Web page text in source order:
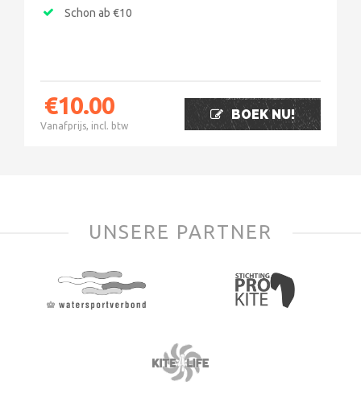
Schon ab €10
€10.00
Vanafprijs, incl. btw
BOEK NU!
UNSERE PARTNER